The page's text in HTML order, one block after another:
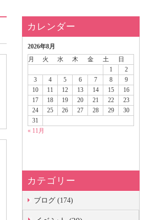
カレンダー
2026年8月
月
火 水 木 金 土
日
1
2
3
4 5 6 7 8
9
10
11 12 13 14 15
16
17
18 19 20 21 22
23
24
25 26 27 28 29
30
31
« 11月
カテゴリー
ブログ (174)